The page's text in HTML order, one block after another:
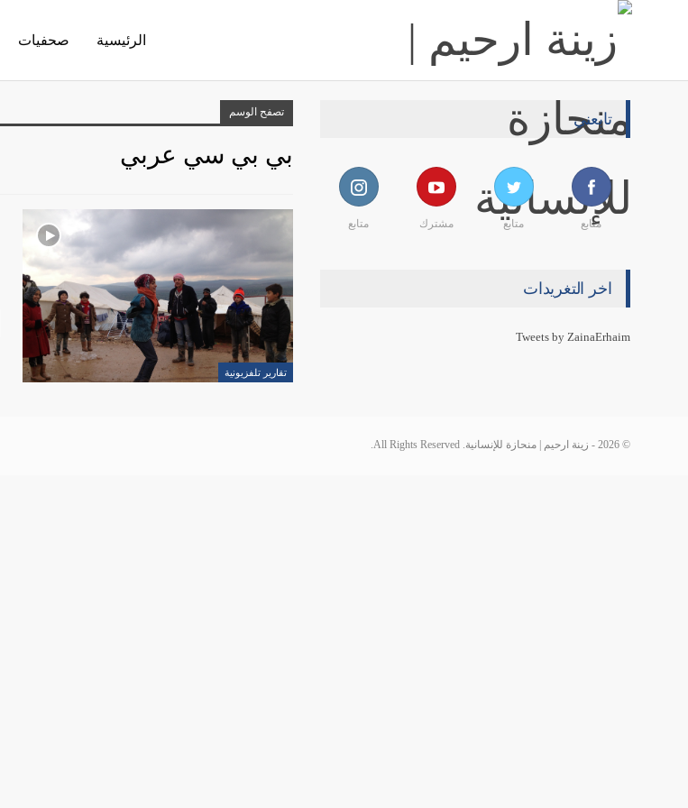
الرئيسية صحفيات
تصفح الوسم
بي بي سي عربي
تقارير تلفزيونية
تابعني
متابع متابع مشترك متابع
اخر التغريدات
Tweets by ZainaErhaim
© 2026 - زينة ارحيم | منحازة للإنسانية. All Rights Reserved.